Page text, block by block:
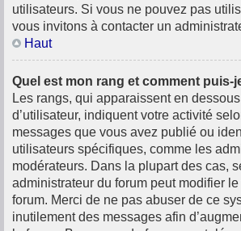
utilisateurs. Si vous ne pouvez pas
vous invitons à contacter un
Haut
Quel est mon rang et comment puis-
Les rangs, qui apparaissent en
d’utilisateur, indiquent votre activité
messages que vous avez publié ou
utilisateurs spécifiques, comme les
modérateurs. Dans la plupart des cas,
administrateur du forum peut modifier
forum. Merci de ne pas abuser de ce
inutilement des messages afin